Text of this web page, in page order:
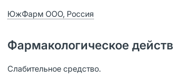
ЮжФарм ООО, Россия
Фармакологическое
Слабительное средство.